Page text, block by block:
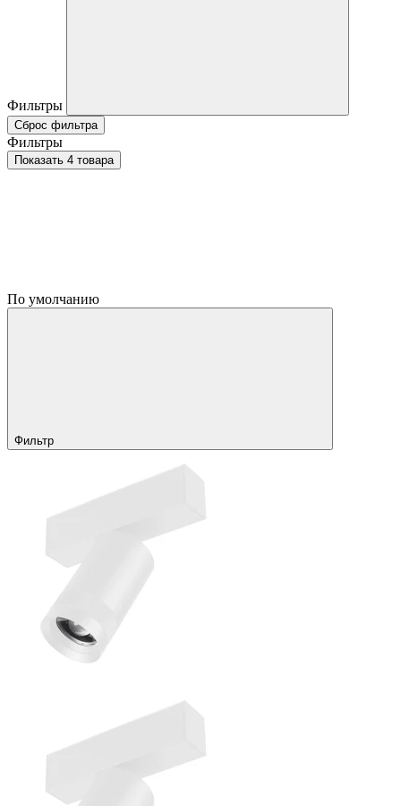
Фильтры
Сброс фильтра
Фильтры
Показать 4 товара
По умолчанию
Фильтр